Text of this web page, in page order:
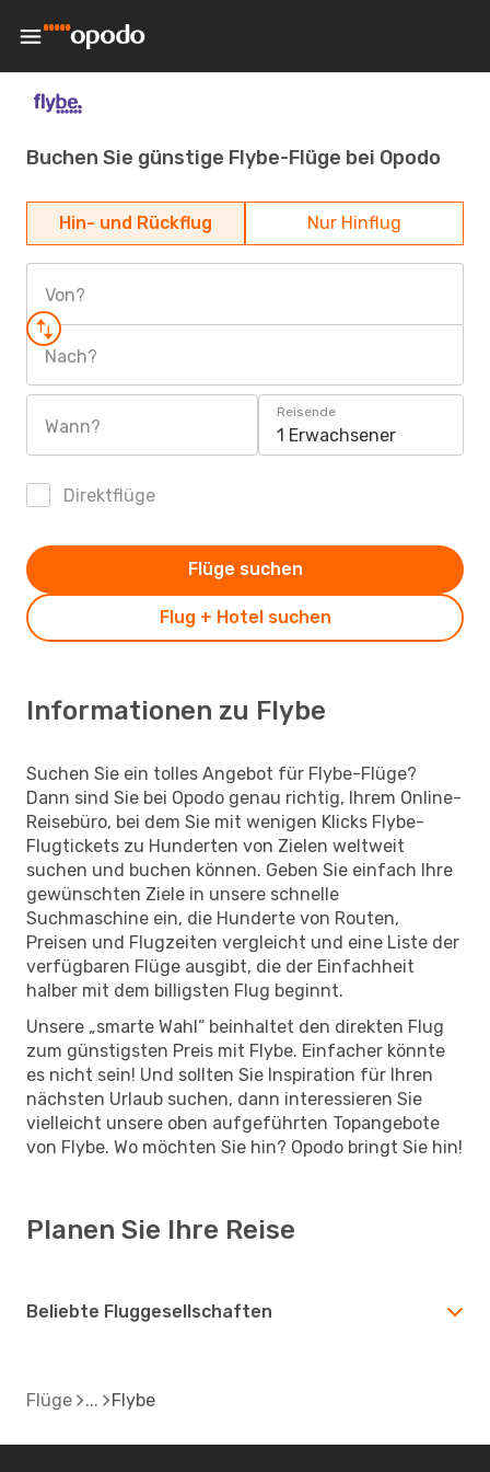
Buchen Sie günstige Flybe-Flüge bei Opodo
Hin- und Rückflug Nur Hinflug
Von?
Nach?
Wann?
Reisende
1 Erwachsener
Direktflüge
Flug + Hotel suchen
Flüge suchen
Informationen zu Flybe
Suchen Sie ein tolles Angebot für Flybe-Flüge?
Dann sind Sie bei Opodo genau richtig, Ihrem Online-
Reisebüro, bei dem Sie mit wenigen Klicks Flybe-
Flugtickets zu Hunderten von Zielen weltweit
suchen und buchen können. Geben Sie einfach Ihre
gewünschten Ziele in unsere schnelle
Suchmaschine ein, die Hunderte von Routen,
Preisen und Flugzeiten vergleicht und eine Liste der
verfügbaren Flüge ausgibt, die der Einfachheit
halber mit dem billigsten Flug beginnt.
Unsere „smarte Wahl“ beinhaltet den direkten Flug
zum günstigsten Preis mit Flybe. Einfacher könnte
es nicht sein! Und sollten Sie Inspiration für Ihren
nächsten Urlaub suchen, dann interessieren Sie
vielleicht unsere oben aufgeführten Topangebote
von Flybe. Wo möchten Sie hin? Opodo bringt Sie hin!
Planen Sie Ihre Reise
Beliebte Fluggesellschaften
Flüge Flybe